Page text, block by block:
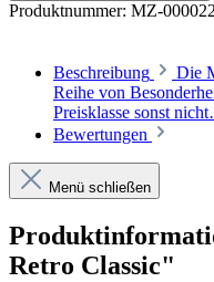
Produktnummer: MZ-
Beschreibung
Die
Reihe von
Preisklasse sonst
Bewertungen
Menü schließen
Retro Classic"